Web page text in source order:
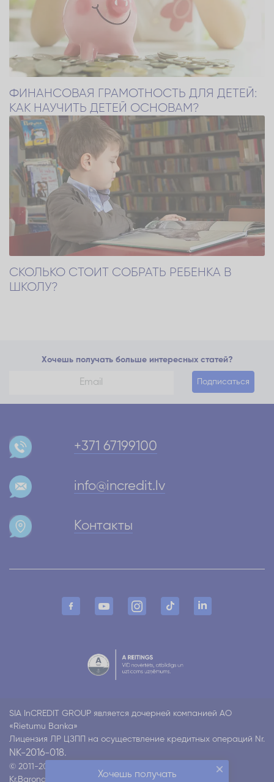
ФИНАНСОВАЯ ГРАМОТНОСТЬ ДЛЯ ДЕТЕЙ:
КАК НАУЧИТЬ ДЕТЕЙ ОСНОВАМ?
СКОЛЬКО СТОИТ СОБРАТЬ РЕБЕНКА В
ШКОЛУ?
Хочешь получать
Хочешь получать больше интересных статей?
Подписаться
+371 67199100
info@incredit.lv
Контакты
SIA InCREDIT GROUP является дочерней компанией АО
«Rietumu Banka»
Лицензия ЛР ЦЗПП на осуществление кредитных операций Nr.
NK-2016-018.
© 2011-2026 Incredit
Kr.Barona 130 k4, Rīga LV-1012
Все права защищены